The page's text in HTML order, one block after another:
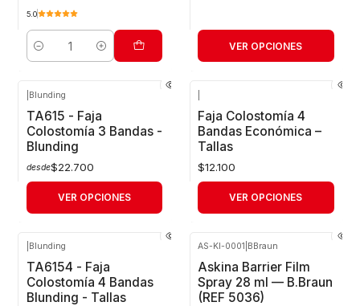
5.0
Cantidad
VER OPCIONES
Blunding
TA615 - Faja
Colostomía 3 Bandas -
Blunding
desde$22.700
VER OPCIONES
Faja Colostomía 4
Bandas Económica –
Tallas
$12.100
VER OPCIONES
Blunding
TA6154 - Faja
Colostomía 4 Bandas
Blunding - Tallas
AS-KI-0001 BBraun
Askina Barrier Film
Spray 28 ml — B.Braun
(REF 5036)